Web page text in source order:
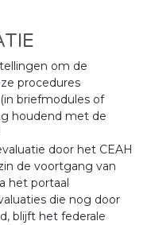
om de
procedures
briefmodules of
houdend met de
door het CEAH
de voortgang van
het portaal
die nog door
blijft het federale